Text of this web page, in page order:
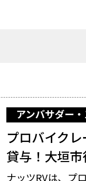
アンバサダー
プロバイク
貸与！大垣
ナッツRVは、プ